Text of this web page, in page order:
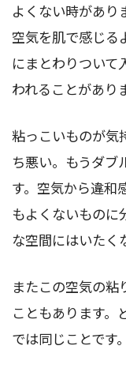
よくない時があり
空気を肌で感じる
にまとわりついて
われることがあり
粘っこいものが気
ち悪い。もうダブ
す。空気から違和
もよくないものに
な空間にはいたく
またこの空気の粘
こともあります。
では同じことです。